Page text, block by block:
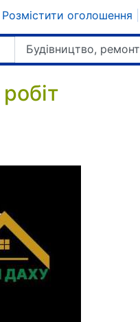
Розмістити оголошення
Будівництво, ремонт